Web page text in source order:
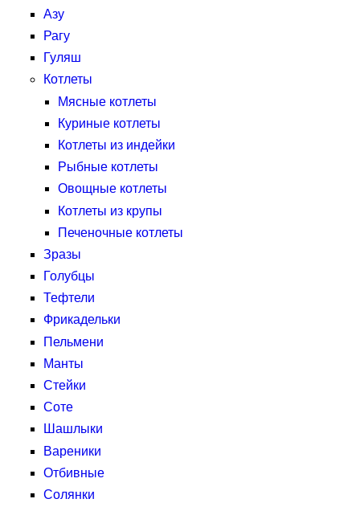
Азу
Рагу
Гуляш
Котлеты
Мясные котлеты
Куриные котлеты
Котлеты из индейки
Рыбные котлеты
Овощные котлеты
Котлеты из крупы
Печеночные котлеты
Зразы
Голубцы
Тефтели
Фрикадельки
Пельмени
Манты
Стейки
Соте
Шашлыки
Вареники
Отбивные
Солянки